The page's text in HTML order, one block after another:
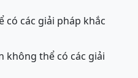
có các giải pháp khắc
không thể có các giải